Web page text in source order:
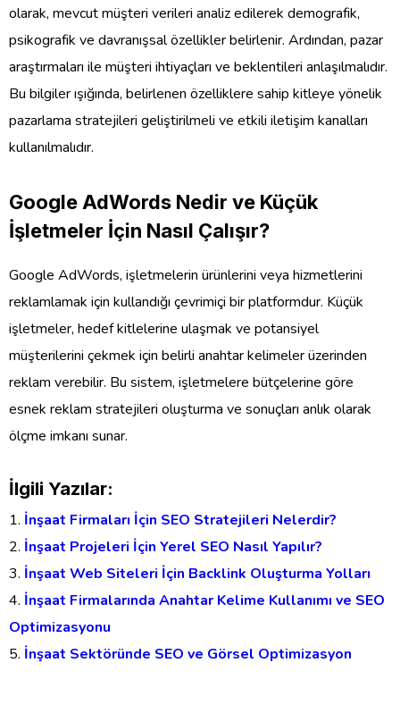
olarak, mevcut müşteri verileri analiz edilerek demografik,
psikografik ve davranışsal özellikler belirlenir. Ardından, pazar
araştırmaları ile müşteri ihtiyaçları ve beklentileri anlaşılmalıdır.
Bu bilgiler ışığında, belirlenen özelliklere sahip kitleye yönelik
pazarlama stratejileri geliştirilmeli ve etkili iletişim kanalları
kullanılmalıdır.
Google AdWords Nedir ve Küçük
İşletmeler İçin Nasıl Çalışır?
Google AdWords, işletmelerin ürünlerini veya hizmetlerini
reklamlamak için kullandığı çevrimiçi bir platformdur. Küçük
işletmeler, hedef kitlelerine ulaşmak ve potansiyel
müşterilerini çekmek için belirli anahtar kelimeler üzerinden
reklam verebilir. Bu sistem, işletmelere bütçelerine göre
esnek reklam stratejileri oluşturma ve sonuçları anlık olarak
ölçme imkanı sunar.
İlgili Yazılar:
İnşaat Firmaları İçin SEO Stratejileri Nelerdir?
İnşaat Projeleri İçin Yerel SEO Nasıl Yapılır?
İnşaat Web Siteleri İçin Backlink Oluşturma Yolları
İnşaat Firmalarında Anahtar Kelime Kullanımı ve SEO
Optimizasyonu
İnşaat Sektöründe SEO ve Görsel Optimizasyon